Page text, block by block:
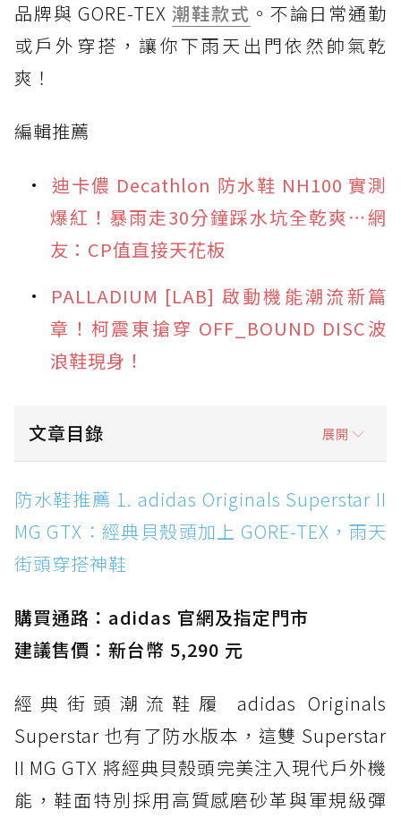
品牌與 GORE-TEX 潮鞋款式 。不論日常通勤
或戶外穿搭，讓你下雨天出門依然帥氣乾
爽！
編輯推薦
迪卡儂 Decathlon 防水鞋 NH100 實測
爆紅！暴雨走30分鐘踩水坑全乾爽⋯網
友：CP值直接天花板
PALLADIUM [LAB] 啟動機能潮流新篇
章！柯震東搶穿 OFF_BOUND DISC波
浪鞋現身！
文章目錄 展開
防水鞋推薦 1. adidas Originals Superstar II
MG GTX：經典貝殼頭加上 GORE-TEX，雨天街
頭穿搭神鞋
防水鞋推薦 2. New Balance Hierro v9 GORE-
防水鞋推薦 3. Nike Dunk Low GORE-TEX：
經典 Dunk 輪廓加上防水科技，雨天穿搭帥度不
打折
防水鞋推薦 4. ASICS TRABUCO 14 GTX：搭
載 GORE-TEX 隱形貼合科技，全方位防水神鞋
防水鞋推薦 5. Salomon XT-6 GORE-TEX：潮
人必備山系鞋王！防滑、防水與街頭顏值一次攻
頂
防水鞋推薦 1. adidas Originals Superstar II
MG GTX：經典貝殼頭加上 GORE-TEX，雨天
街頭穿搭神鞋
購買通路：adidas 官網及指定門市
建議售價：新台幣 5,290 元
經典街頭潮流鞋履 adidas Originals
Superstar 也有了防水版本，這雙 Superstar
II MG GTX 將經典貝殼頭完美注入現代戶外機
能，鞋面特別採用高質感磨砂革與軍規級彈